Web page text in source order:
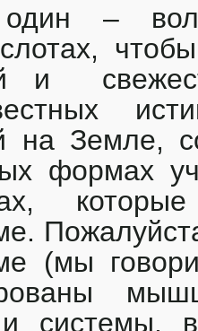
–
и
на Земле,
формах
(мы
системы,